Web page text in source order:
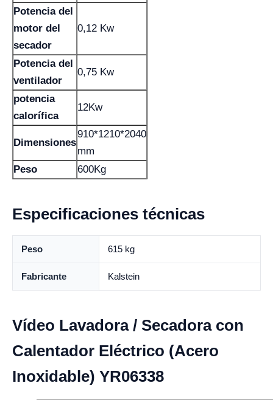
Potencia del
motor del
secador
0,12 Kw
Potencia del
ventilador
0,75 Kw
potencia
calorífica
12Kw
Dimensiones
910*1210*2040
mm
Peso
600Kg
Especificaciones técnicas
Peso 615 kg
Fabricante Kalstein
Vídeo Lavadora / Secadora con
Calentador Eléctrico (Acero
Inoxidable) YR06338